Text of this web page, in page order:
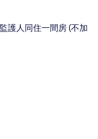
護人同住一間房 (不加